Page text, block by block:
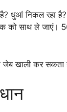
है? धुआं निकल
को साथ ले
जेब खाली कर सकता